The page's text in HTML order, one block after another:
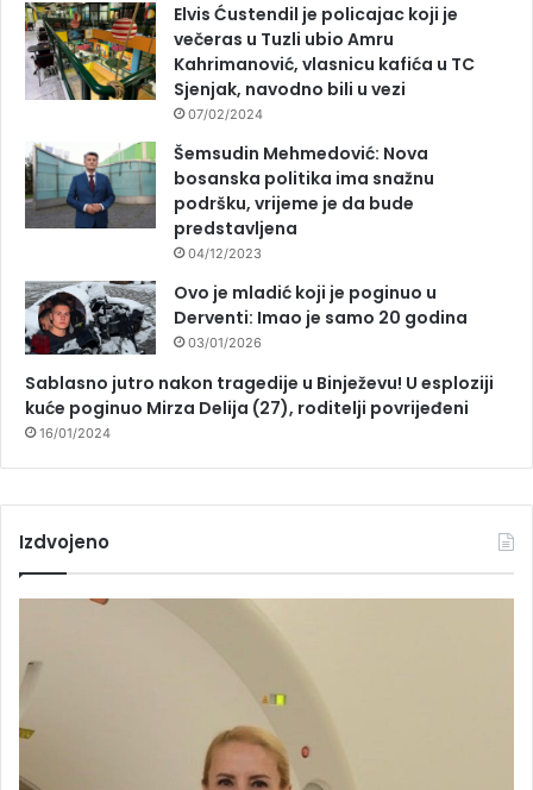
Elvis Ćustendil je policajac koji je
večeras u Tuzli ubio Amru
Kahrimanović, vlasnicu kafića u TC
Sjenjak, navodno bili u vezi
07/02/2024
Šemsudin Mehmedović: Nova
bosanska politika ima snažnu
podršku, vrijeme je da bude
predstavljena
04/12/2023
Ovo je mladić koji je poginuo u
Derventi: Imao je samo 20 godina
03/01/2026
Sablasno jutro nakon tragedije u Binježevu! U esploziji
kuće poginuo Mirza Delija (27), roditelji povrijeđeni
16/01/2024
Izdvojeno